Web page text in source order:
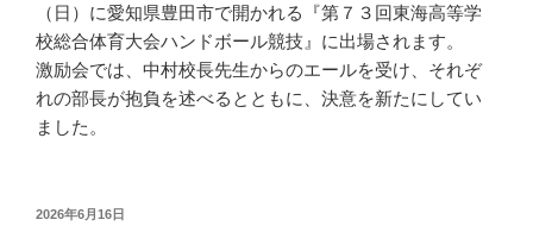
（日）に愛知県豊田市で開かれる『第７３回東海高等学
校総合体育大会ハンドボール競技』に出場されます。
激励会では、中村校長先生からのエールを受け、それぞ
れの部長が抱負を述べるとともに、決意を新たにしてい
ました。
投
2026年6月16日